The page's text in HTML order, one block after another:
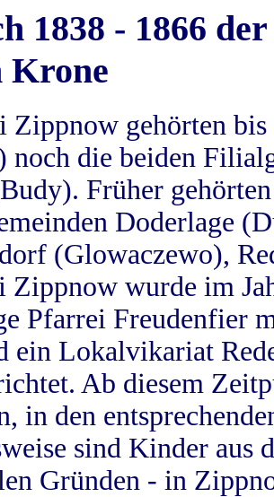
1838 - 1866
Krone
Zippnow gehörten
noch die beiden
Früher
Doderlage
(Glowaczewo),
Zippnow wurde im
Pfarrei Freudenfier
ein Lokalvikariat
Ab diesem
in den
sind Kinder aus
Gründen - in